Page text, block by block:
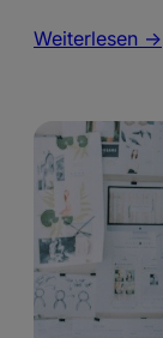
Weiterlesen ->